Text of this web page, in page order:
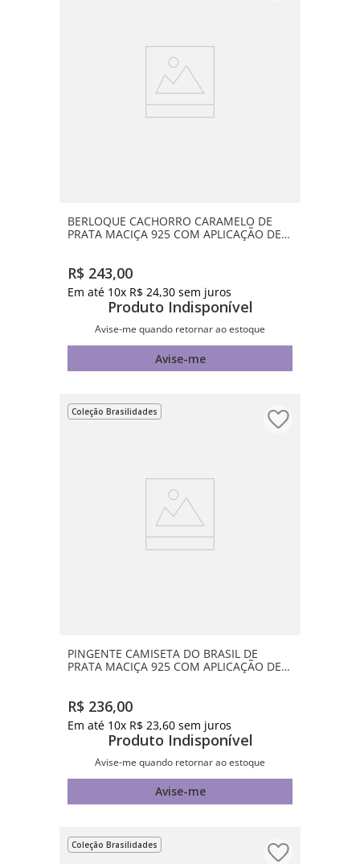
BERLOQUE CACHORRO CARAMELO DE
PRATA MACIÇA 925 COM APLICAÇÃO DE
R$ 243,00
Em até 10x R$ 24,30 sem juros
Produto Indisponível
Avise-me quando retornar ao estoque
Avise-me
Coleção Brasilidades
PINGENTE CAMISETA DO BRASIL DE
PRATA MACIÇA 925 COM APLICAÇÃO DE
R$ 236,00
Em até 10x R$ 23,60 sem juros
Produto Indisponível
Avise-me quando retornar ao estoque
Avise-me
Coleção Brasilidades